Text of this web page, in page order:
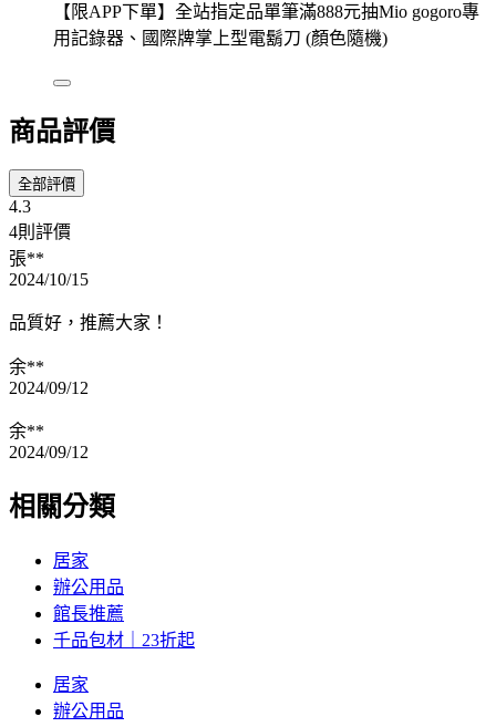
【限APP下單】全站指定品單筆滿888元抽Mio gogoro專
用記錄器、國際牌掌上型電鬍刀 (顏色隨機)
商品評價
全部評價
4.3
4則評價
張**
2024/10/15
品質好，推薦大家！
余**
2024/09/12
余**
2024/09/12
相關分類
居家
辦公用品
館長推薦
千品包材｜23折起
居家
辦公用品